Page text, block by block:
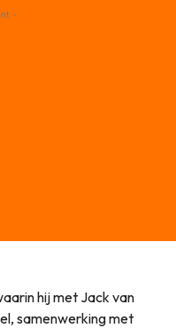
-
hij met Jack van
samenwerking met